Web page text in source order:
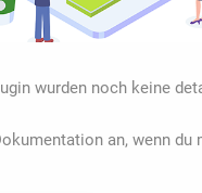
wurden noch keine
an, wenn du